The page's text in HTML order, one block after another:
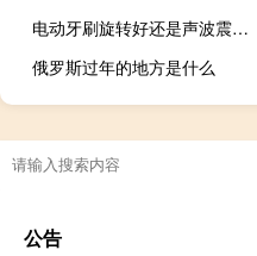
电动牙刷旋转好还是声波震动好
俄罗斯过年的地方是什么
公告